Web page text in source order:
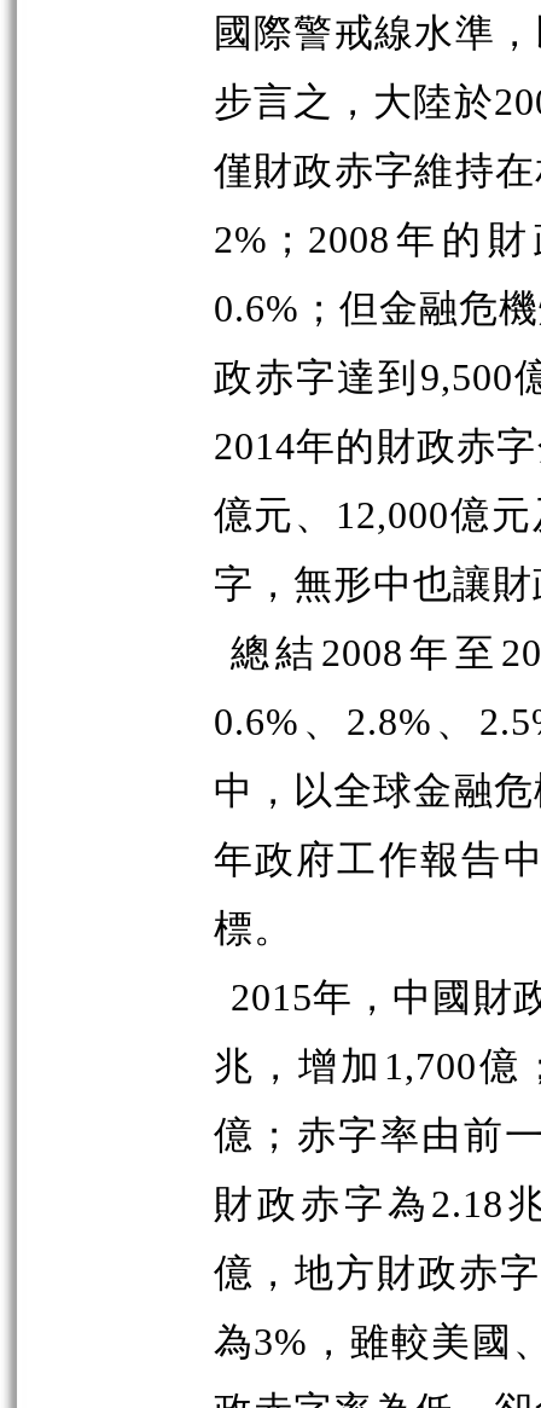
國際警戒線水準
步言之，大陸於
僅財政赤字維持
2%；2008年的
0.6%；但金融危
政赤字達到9,500
2014年的財政赤
億元、12,000億
字，無形中也讓
總結2008年至
0.6%、2.8%、
中，以全球金融
年政府工作報告
標。
2015年，中國財
兆，增加1,700億
億；赤字率由前
財政赤字為2.18
億，地方財政赤
為3%，雖較美國